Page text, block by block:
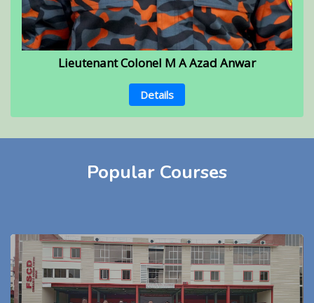
Lieutenant Colonel M A Azad Anwar
Details
Popular Courses